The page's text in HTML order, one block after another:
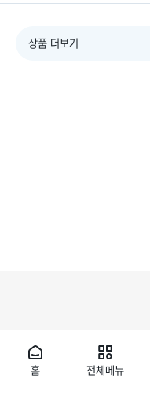
상품 더보기
홈 전체메뉴